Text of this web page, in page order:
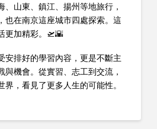
、山東、鎮江、揚州等地旅行，
也在南京這座城市四處探索。這
更加精彩。🛫🌇
安排好的學習內容，更是不斷主
與機會。從實習、志工到交流，
，看見了更多人生的可能性。